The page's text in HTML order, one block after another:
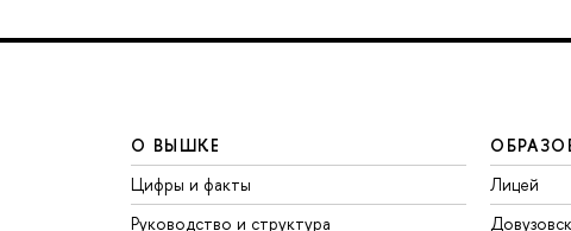
О ВЫШКЕ
Цифры и факты
Руководство и структура
Лицей